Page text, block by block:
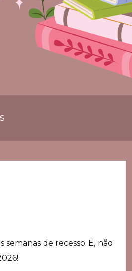
de recesso. E, não